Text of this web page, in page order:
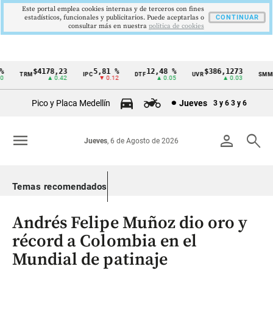
Cintillo
Colombia
TRM$4178,23
▲ 0.42
5,81 %
▼ 0.12
DTF12,48 %
▲ 0.05
UVR$386,1273
▲ 0.03
SMMLV
Pico y Placa Medellín Jueves 3 y 6 3 y 6
person search
Jueves, 6 de Agosto de 2026
menu
Temas recomendados
Andrés Felipe Muñoz dio oro y
récord a Colombia en el
Mundial de patinaje
Este portal emplea cookies internas y de terceros con fines
estadísticos, funcionales y publicitarios. Puede aceptarlas o
consultar más en nuestra politica de cookies
CONTINUAR